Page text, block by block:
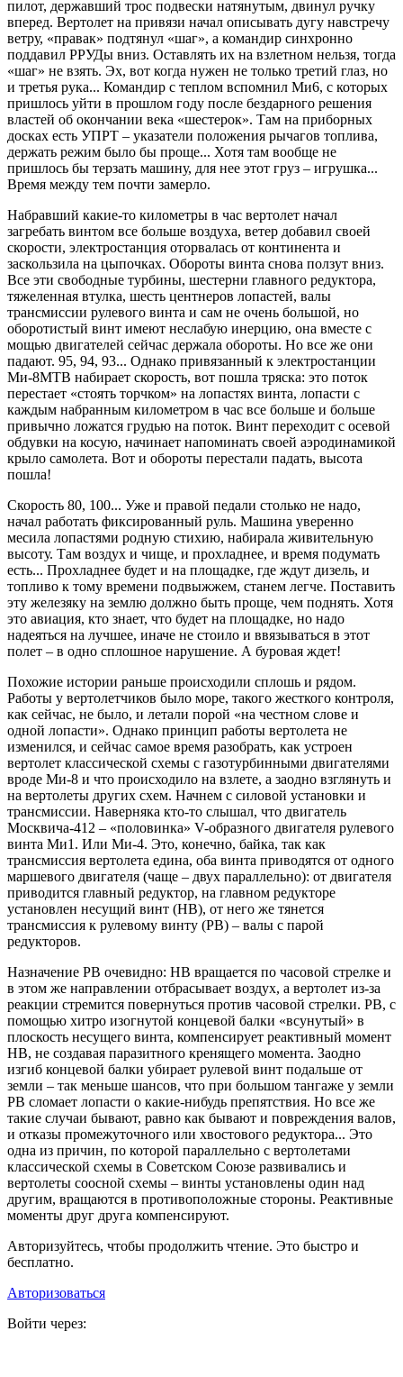
пилот, державший трос подвески натянутым, двинул ручку
вперед. Вертолет на привязи начал описывать дугу навстречу
ветру, «правак» подтянул «шаг», а командир синхронно
поддавил РРУДы вниз. Оставлять их на взлетном нельзя, тогда
«шаг» не взять. Эх, вот когда нужен не только третий глаз, но
и третья рука... Командир с теплом вспомнил Ми6, с которых
пришлось уйти в прошлом году после бездарного решения
властей об окончании века «шестерок». Там на приборных
досках есть УПРТ – указатели положения рычагов топлива,
держать режим было бы проще... Хотя там вообще не
пришлось бы терзать машину, для нее этот груз – игрушка...
Время между тем почти замерло.
Набравший какие-то километры в час вертолет начал
загребать винтом все больше воздуха, ветер добавил своей
скорости, электростанция оторвалась от континента и
заскользила на цыпочках. Обороты винта снова ползут вниз.
Все эти свободные турбины, шестерни главного редуктора,
тяжеленная втулка, шесть центнеров лопастей, валы
трансмиссии рулевого винта и сам не очень большой, но
оборотистый винт имеют неслабую инерцию, она вместе с
мощью двигателей сейчас держала обороты. Но все же они
падают. 95, 94, 93... Однако привязанный к электростанции
Ми-8МТВ набирает скорость, вот пошла тряска: это поток
перестает «стоять торчком» на лопастях винта, лопасти с
каждым набранным километром в час все больше и больше
привычно ложатся грудью на поток. Винт переходит с осевой
обдувки на косую, начинает напоминать своей аэродинамикой
крыло самолета. Вот и обороты перестали падать, высота
пошла!
Скорость 80, 100... Уже и правой педали столько не надо,
начал работать фиксированный руль. Машина уверенно
месила лопастями родную стихию, набирала живительную
высоту. Там воздух и чище, и прохладнее, и время подумать
есть... Прохладнее будет и на площадке, где ждут дизель, и
топливо к тому времени подвыжжем, станем легче. Поставить
эту железяку на землю должно быть проще, чем поднять. Хотя
это авиация, кто знает, что будет на площадке, но надо
надеяться на лучшее, иначе не стоило и ввязываться в этот
полет – в одно сплошное нарушение. А буровая ждет!
Похожие истории раньше происходили сплошь и рядом.
Работы у вертолетчиков было море, такого жесткого контроля,
как сейчас, не было, и летали порой «на честном слове и
одной лопасти». Однако принцип работы вертолета не
изменился, и сейчас самое время разобрать, как устроен
вертолет классической схемы с газотурбинными двигателями
вроде Ми-8 и что происходило на взлете, а заодно взглянуть и
на вертолеты других схем. Начнем с силовой установки и
трансмиссии. Наверняка кто-то слышал, что двигатель
Москвича-412 – «половинка» V-образного двигателя рулевого
винта Ми1. Или Ми-4. Это, конечно, байка, так как
трансмиссия вертолета едина, оба винта приводятся от одного
маршевого двигателя (чаще – двух параллельно): от двигателя
приводится главный редуктор, на главном редукторе
установлен несущий винт (НВ), от него же тянется
трансмиссия к рулевому винту (РВ) – валы с парой
редукторов.
Назначение РВ очевидно: НВ вращается по часовой стрелке и
в этом же направлении отбрасывает воздух, а вертолет из-за
реакции стремится повернуться против часовой стрелки. РВ, с
помощью хитро изогнутой концевой балки «всунутый» в
плоскость несущего винта, компенсирует реактивный момент
НВ, не создавая паразитного кренящего момента. Заодно
изгиб концевой балки убирает рулевой винт подальше от
земли – так меньше шансов, что при большом тангаже у земли
РВ сломает лопасти о какие-нибудь препятствия. Но все же
такие случаи бывают, равно как бывают и повреждения валов,
и отказы промежуточного или хвостового редуктора... Это
одна из причин, по которой параллельно с вертолетами
классической схемы в Советском Союзе развивались и
вертолеты соосной схемы – винты установлены один над
другим, вращаются в противоположные стороны. Реактивные
моменты друг друга компенсируют.
Авторизуйтесь, чтобы продолжить чтение. Это быстро и
бесплатно.
Авторизоваться
Войти через: